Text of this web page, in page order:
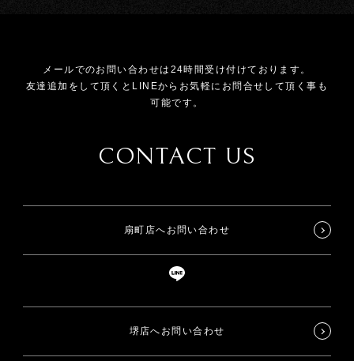
メールでのお問い合わせは24時間受け付けております。
友達追加をして頂くとLINEからお気軽にお問合せして頂く事も
可能です。
CONTACT US
扇町店へお問い合わせ
堺店へお問い合わせ